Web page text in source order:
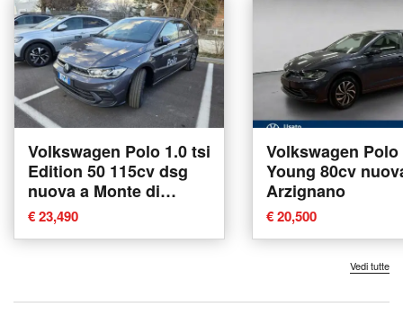
Volkswagen Polo 1.0 tsi
Edition 50 115cv dsg
nuova a Monte di
Procida
€ 23,490
Volkswagen Polo
Young 80cv
Arzignano
€ 20,500
Vedi tutte